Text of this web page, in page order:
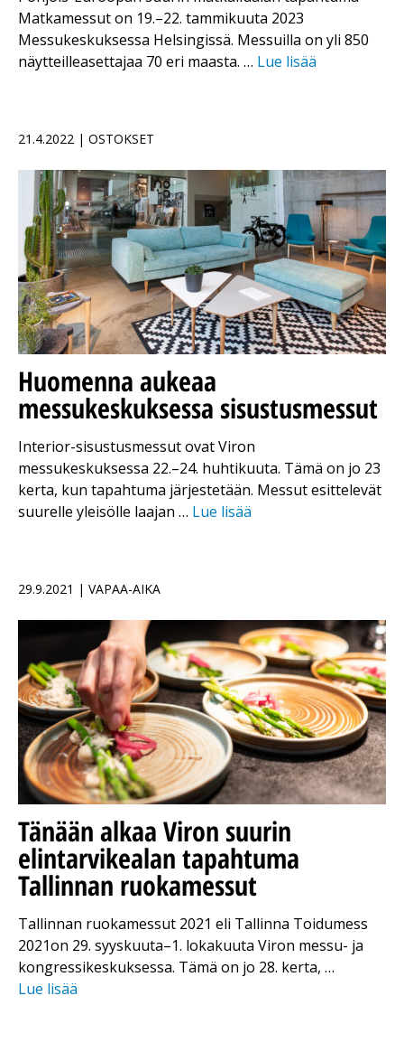
Matkamessut on 19.–22. tammikuuta 2023
Messukeskuksessa Helsingissä. Messuilla on yli 850
näytteilleasettajaa 70 eri maasta. … Lue lisää
21.4.2022 | OSTOKSET
Huomenna aukeaa
messukeskuksessa sisustusmessut
Interior-sisustusmessut ovat Viron
messukeskuksessa 22.–24. huhtikuuta. Tämä on jo 23
kerta, kun tapahtuma järjestetään. Messut esittelevät
suurelle yleisölle laajan … Lue lisää
29.9.2021 | VAPAA-AIKA
Tänään alkaa Viron suurin
elintarvikealan tapahtuma
Tallinnan ruokamessut
Tallinnan ruokamessut 2021 eli Tallinna Toidumess
2021on 29. syyskuuta–1. lokakuuta Viron messu- ja
kongressikeskuksessa. Tämä on jo 28. kerta, …
Lue lisää